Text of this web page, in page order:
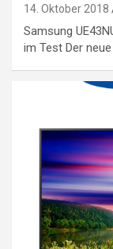
14. Oktober 2018
Samsung
im Test Der